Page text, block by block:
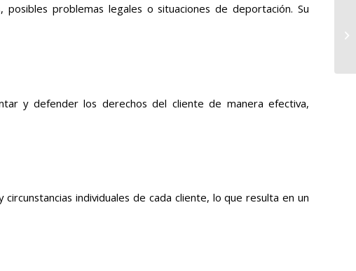
problemas legales o situaciones de deportación. Su
y defender los derechos del cliente de manera efectiva,
individuales de cada cliente, lo que resulta en un